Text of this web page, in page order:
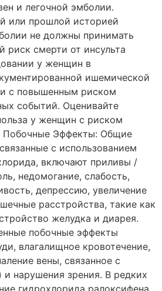
и легочной эмболии.
или прошлой историей
не должны принимать
смерти от инсульта
у женщин в
ишемической
с повышенным риском
событий. Оценивайте
у женщин с риском
Побочные Эффекты: Общие
с использованием
включают приливы /
недомогание, слабость,
депрессию, увеличение
расстройства, такие как
желудка и диарея.
побочные эффекты
влагалищное кровотечение,
вены, связанное с
нарушения зрения. В редких